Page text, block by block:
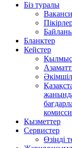
Біз туралы
Бланктер
Кейстер
Қызметтер
Сервистер
Өзіңді